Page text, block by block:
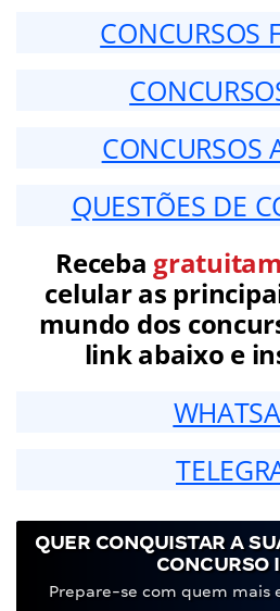
CONCURSOS
CONCURSOS
QUESTÕES DE
Receba
celular as
mundo dos
link abaixo e
QUER CONQUISTAR A
CONCURSO
Prepare-se com quem mais